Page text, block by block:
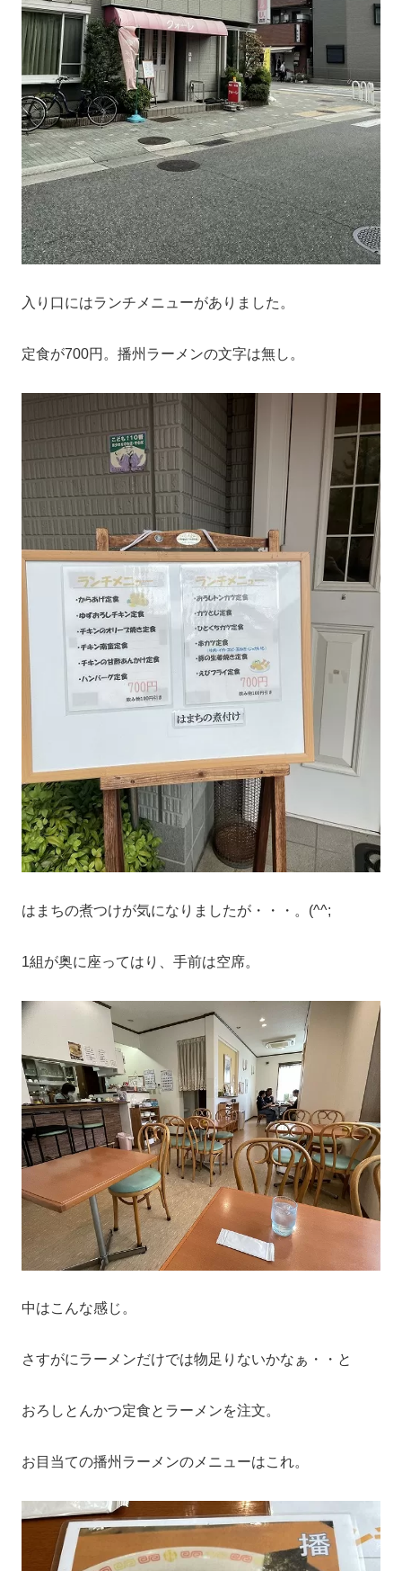
入り口にはランチメニューがありました。
定食が700円。播州ラーメンの文字は無し。
はまちの煮つけが気になりましたが・・・。(^^;
1組が奥に座ってはり、手前は空席。
中はこんな感じ。
さすがにラーメンだけでは物足りないかなぁ・・と
おろしとんかつ定食とラーメンを注文。
お目当ての播州ラーメンのメニューはこれ。